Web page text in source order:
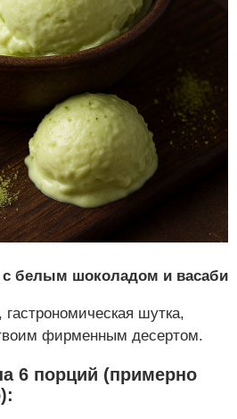
белым шоколадом и васаби
гастрономическая шутка,
фирменным десертом.
6 порций (примерно